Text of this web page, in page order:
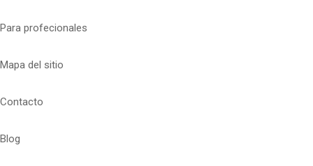
Para profecionales
Mapa del sitio
Contacto
Blog